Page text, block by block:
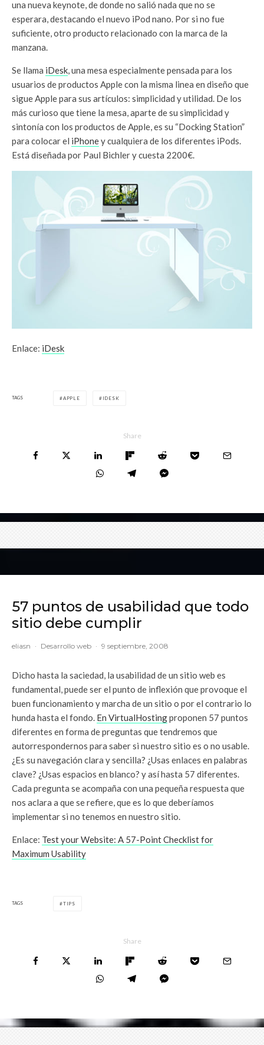
una nueva keynote, de donde no salió nada que no se
esperara, destacando el nuevo iPod nano. Por si no fue
suficiente, otro producto relacionado con la marca de la
manzana.
Se llama iDesk, una mesa especialmente pensada para los
usuarios de productos Apple con la misma linea en diseño que
sigue Apple para sus artículos: simplicidad y utilidad. De los
más curioso que tiene la mesa, aparte de su simplicidad y
sintonía con los productos de Apple, es su “Docking Station”
para colocar el iPhoney cualquiera de los diferentes iPods.
Está diseñada por Paul Bichler y cuesta 2200€.
Enlace: iDesk
TAGS APPLE IDESK
Share
57 puntos de usabilidad que todo
sitio debe cumplir
eliasn · Desarrollo web · 9 septiembre, 2008
Dicho hasta la saciedad, la usabilidad de un sitio web es
fundamental, puede ser el punto de inflexión que provoque el
buen funcionamiento y marcha de un sitio o por el contrario lo
hunda hasta el fondo. En VirtualHostingproponen 57 puntos
diferentes en forma de preguntas que tendremos que
autorrespondernos para saber si nuestro sitio es o no usable.
¿Es su navegación clara y sencilla? ¿Usas enlaces en palabras
clave? ¿Usas espacios en blanco? y así hasta 57 diferentes.
Cada pregunta se acompaña con una pequeña respuesta que
nos aclara a que se refiere, que es lo que deberíamos
implementar si no tenemos en nuestro sitio.
Enlace: Test your Website: A 57-Point Checklist for
Maximum Usability
TAGS TIPS
Share